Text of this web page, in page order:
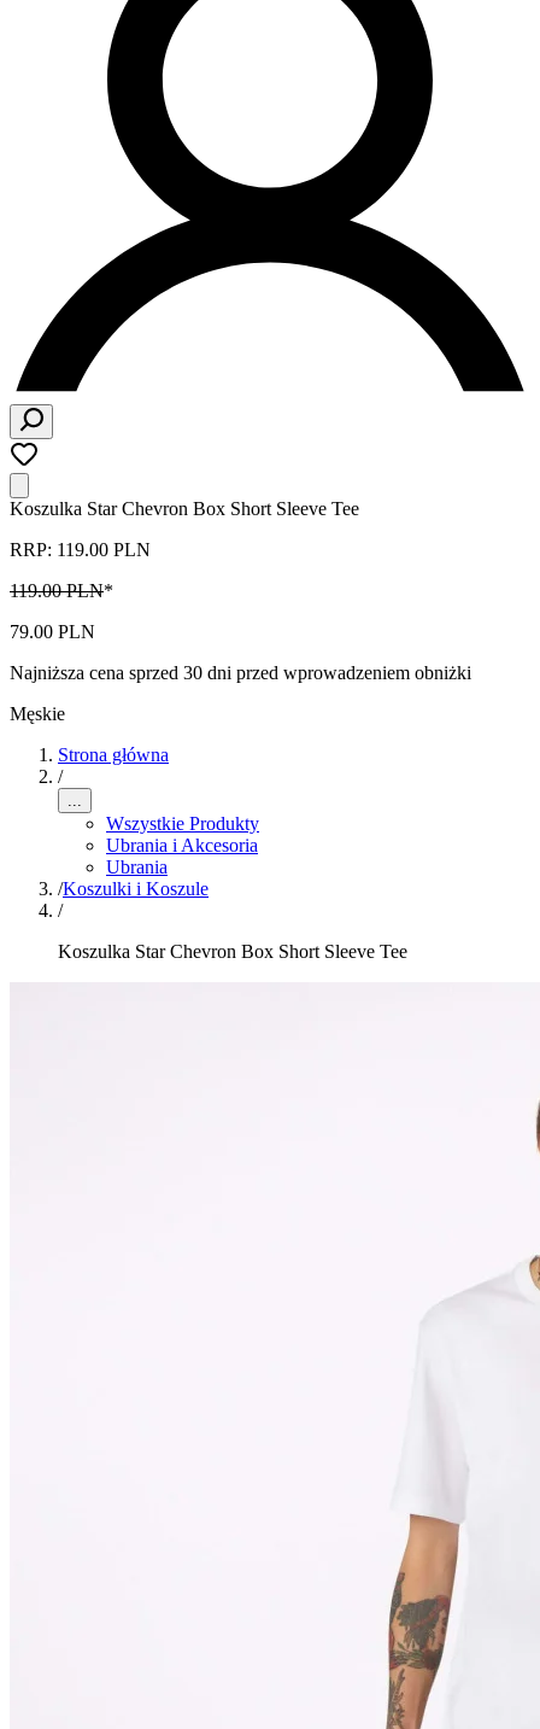
Koszulka Star Chevron Box Short Sleeve Tee
RRP: 119.00 PLN
119.00 PLN*
79.00 PLN
Najniższa cena sprzed 30 dni przed wprowadzeniem obniżki
Męskie
Strona główna
/
...
Wszystkie Produkty
Ubrania i Akcesoria
Ubrania
/Koszulki i Koszule
/
Koszulka Star Chevron Box Short Sleeve Tee